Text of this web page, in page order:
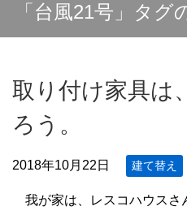
「台風21号」タグ
取り付け家具は
ろう。
2018年10月22日 建て替え
我が家は、レスコハウスさ